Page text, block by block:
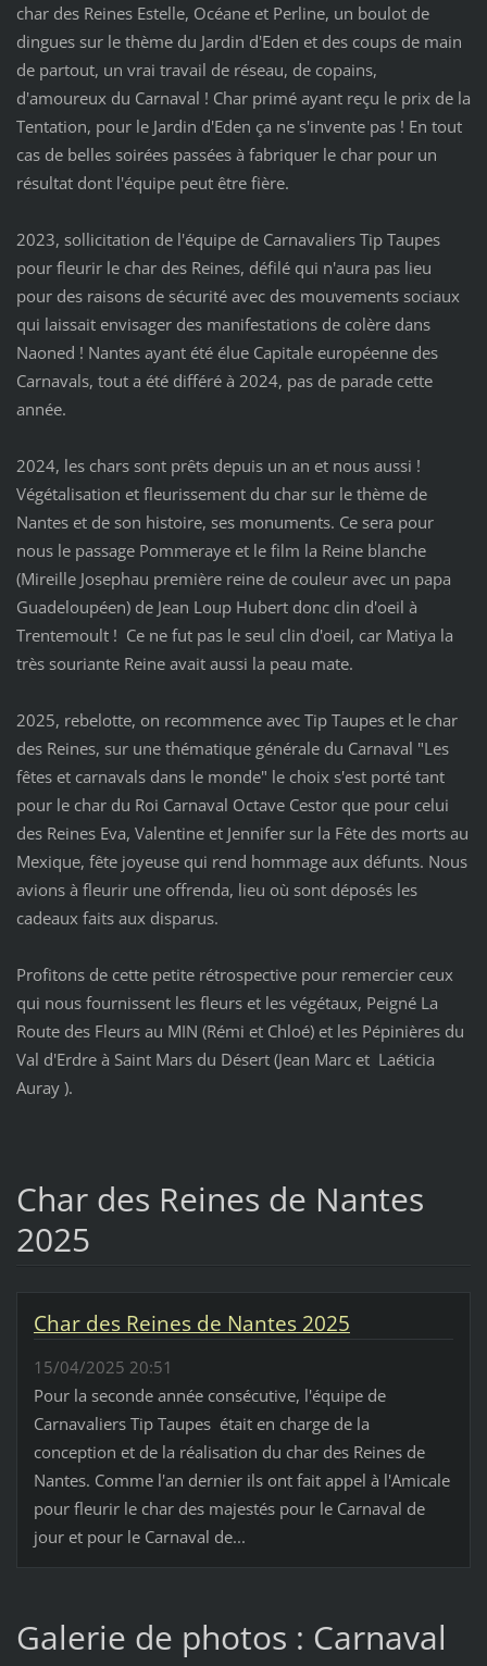
char des Reines Estelle, Océane et Perline, un boulot de
dingues sur le thème du Jardin d'Eden et des coups de main
de partout, un vrai travail de réseau, de copains,
d'amoureux du Carnaval ! Char primé ayant reçu le prix de la
Tentation, pour le Jardin d'Eden ça ne s'invente pas ! En tout
cas de belles soirées passées à fabriquer le char pour un
résultat dont l'équipe peut être fière.
2023, sollicitation de l'équipe de Carnavaliers Tip Taupes
pour fleurir le char des Reines, défilé qui n'aura pas lieu
pour des raisons de sécurité avec des mouvements sociaux
qui laissait envisager des manifestations de colère dans
Naoned ! Nantes ayant été élue Capitale européenne des
Carnavals, tout a été différé à 2024, pas de parade cette
année.
2024, les chars sont prêts depuis un an et nous aussi !
Végétalisation et fleurissement du char sur le thème de
Nantes et de son histoire, ses monuments. Ce sera pour
nous le passage Pommeraye et le film la Reine blanche
(Mireille Josephau première reine de couleur avec un papa
Guadeloupéen) de Jean Loup Hubert donc clin d'oeil à
Trentemoult ! Ce ne fut pas le seul clin d'oeil, car Matiya la
très souriante Reine avait aussi la peau mate.
2025, rebelotte, on recommence avec Tip Taupes et le char
des Reines, sur une thématique générale du Carnaval "Les
fêtes et carnavals dans le monde" le choix s'est porté tant
pour le char du Roi Carnaval Octave Cestor que pour celui
des Reines Eva, Valentine et Jennifer sur la Fête des morts au
Mexique, fête joyeuse qui rend hommage aux défunts. Nous
avions à fleurir une offrenda, lieu où sont déposés les
cadeaux faits aux disparus.
Profitons de cette petite rétrospective pour remercier ceux
qui nous fournissent les fleurs et les végétaux, Peigné La
Route des Fleurs au MIN (Rémi et Chloé) et les Pépinières du
Val d'Erdre à Saint Mars du Désert (Jean Marc et Laéticia
Auray ).
Char des Reines de Nantes
2025
Char des Reines de Nantes 2025
15/04/2025 20:51
Pour la seconde année consécutive, l'équipe de
Carnavaliers Tip Taupes était en charge de la
conception et de la réalisation du char des Reines de
Nantes. Comme l'an dernier ils ont fait appel à l'Amicale
pour fleurir le char des majestés pour le Carnaval de
jour et pour le Carnaval de...
Galerie de photos : Carnaval